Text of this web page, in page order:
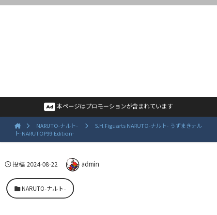
本ページはプロモーションが含まれています
NARUTO-ナルト-
S.H.Figuarts NARUTO-ナルト- うずまきナル
ト-NARUTOP99 Edition-
投稿 2024-08-22 admin
NARUTO-ナルト-